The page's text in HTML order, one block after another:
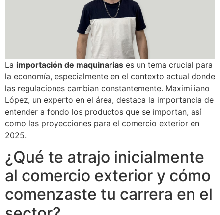
La importación de maquinarias es un tema crucial para
la economía, especialmente en el contexto actual donde
las regulaciones cambian constantemente. Maximiliano
López, un experto en el área, destaca la importancia de
entender a fondo los productos que se importan, así
como las proyecciones para el comercio exterior en
2025.
¿Qué te atrajo inicialmente
al comercio exterior y cómo
comenzaste tu carrera en el